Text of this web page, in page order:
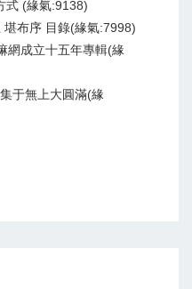
式 (緣氣:9138)
布序 目錄(緣氣:7998)
網成立十五年專輯(緣
于無上大圓滿(緣